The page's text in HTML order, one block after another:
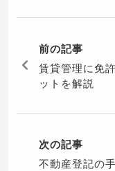
前の記事
賃貸管理に免
ットを解説
次の記事
不動産登記の